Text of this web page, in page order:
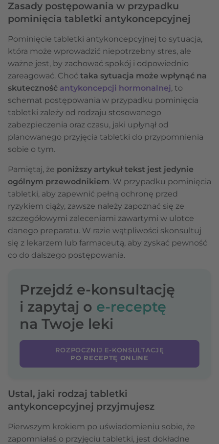
Zasady postępowania w przypadku
pominięcia tabletki antykoncepcyjnej
Pominięcie tabletki antykoncepcyjnej to sytuacja,
która może wprowadzić niepotrzebny stres, ale
ważne jest, by zachować spokój i odpowiednio
zareagować. Choć taka sytuacja może wpłynąć na
skuteczność antykoncepcji hormonalnej, to
schemat postępowania w przypadku pominięcia
tabletki zależy od rodzaju stosowanego
zabezpieczenia oraz czasu, jaki upłynął od
planowanego przyjęcia tabletki do przypomnienia
sobie o tym.
Pamiętaj, że poniższy artykuł tekst jest jedynie
ogólnym przewodnikiem. W przypadku pominięcia
tabletki, aby zapewnić pełną ochronę przed
ryzykiem ciąży, zawsze należy zapoznać się ze
szczegółowymi zaleceniami zawartymi w ulotce
danego preparatu. W razie wątpliwości skonsultuj
się z lekarzem lub farmaceutą, aby zyskać pewność
co do dalszego postępowania.
Przejdź e-konsultację
i zapytaj o e-receptę
na Twoje leki
ROZPOCZNIJ E-KONSULTACJĘ
PO RECEPTĘ ONLINE
Ustal, jaki rodzaj tabletki
antykoncepcyjnej przyjmujesz
Pierwszym krokiem po uświadomieniu sobie, że
zapomniałaś o przyjęciu tabletki, jest dokładne